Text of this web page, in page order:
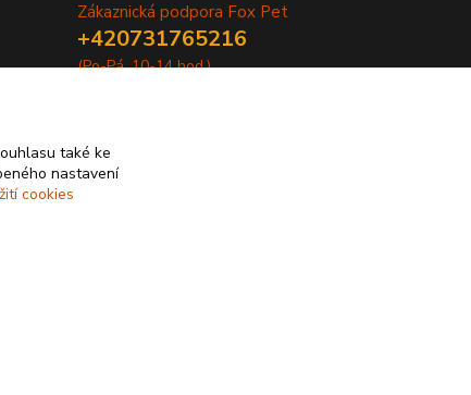
Zákaznická podpora Fox Pet
+420731765216
(Po-Pá, 10-14 hod.)
také ke
nastavení
cookies